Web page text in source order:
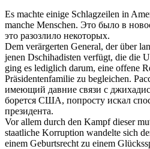
Es machte einige Schlagzeilen in
manche Menschen. Это было в
это разозлило некоторых.
Dem verärgerten General, der über
jenen Dschihadisten verfügt, die die
ging es lediglich darum, eine offene
Präsidentenfamilie zu begleichen.
имеющий давние связи с
борется США, попросту искал
президента.
Vor allem durch den Kampf dieser
staatliche Korruption wandelte sich
einem Geburtsrecht zu einem